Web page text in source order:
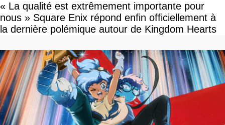
« La qualité est extrêmement importante pour
nous » Square Enix répond enfin officiellement à
la dernière polémique autour de Kingdom Hearts